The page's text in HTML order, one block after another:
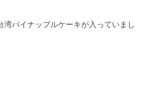
パイナップルケーキが入っていまし